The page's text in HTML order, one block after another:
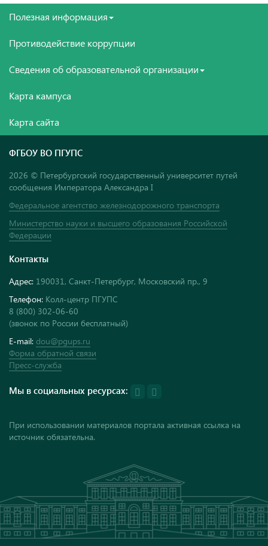
Полезная информация
Противодействие коррупции
Сведения об образовательной организации
Карта кампуса
Карта сайта
ФГБОУ ВО ПГУПС
2026 © Петербургский государственный университет путей
сообщения Императора Александра I
Федеральное агентство железнодорожного транспорта
Министерство науки и высшего образования Российской
Федерации
Контакты
Адрес: 190031, Санкт-Петербург, Московский пр., 9
Телефон: Колл-центр ПГУПС
8 (800) 302-06-60
(звонок по России бесплатный)
E-mail: dou@pgups.ru
Форма обратной связи
Пресс-служба
Мы в социальных ресурсах:
При использовании материалов портала активная ссылка на
источник обязательна.